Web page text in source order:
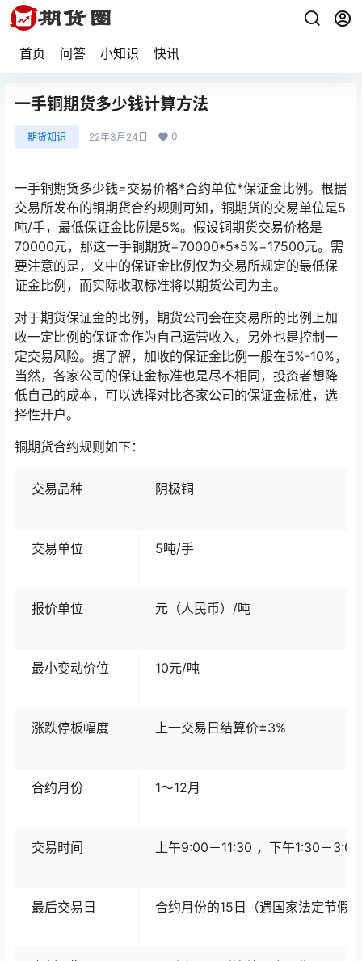
首页 问答 小知识 快讯
一手铜期货多少钱计算方法
期货知识 22年3月24日 0
一手铜期货多少钱=交易价格*合约单位*保证金比例。根据
交易所发布的铜期货合约规则可知，铜期货的交易单位是5
吨/手，最低保证金比例是5%。假设铜期货交易价格是
70000元，那这一手铜期货=70000*5*5%=17500元。需
要注意的是，文中的保证金比例仅为交易所规定的最低保
证金比例，而实际收取标准将以期货公司为主。
对于期货保证金的比例，期货公司会在交易所的比例上加
收一定比例的保证金作为自己运营收入，另外也是控制一
定交易风险。据了解，加收的保证金比例一般在5%-10%，
当然，各家公司的保证金标准也是尽不相同，投资者想降
低自己的成本，可以选择对比各家公司的保证金标准，选
择性开户。
铜期货合约规则如下：
交易品种 阴极铜
交易单位 5吨/手
报价单位 元（人民币）/吨
最小变动价位 10元/吨
涨跌停板幅度 上一交易日结算价±3%
合约月份 1～12月
交易时间 上午9:00－11:30 ，下午1:30－
最后交易日 合约月份的15日（遇国家法定节假